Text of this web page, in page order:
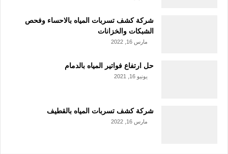
شركة كشف تسربات المياه بالاحساء وفحص
الشبكات والخزانات
مارس 16, 2022
حل ارتفاع فواتير المياه بالدمام
يونيو 16, 2021
شركة كشف تسربات المياه بالقطيف
مارس 16, 2022